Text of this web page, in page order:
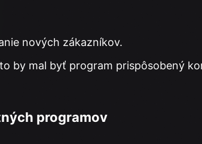
nových zákazníkov.
by mal byť program prispôsobený
programov